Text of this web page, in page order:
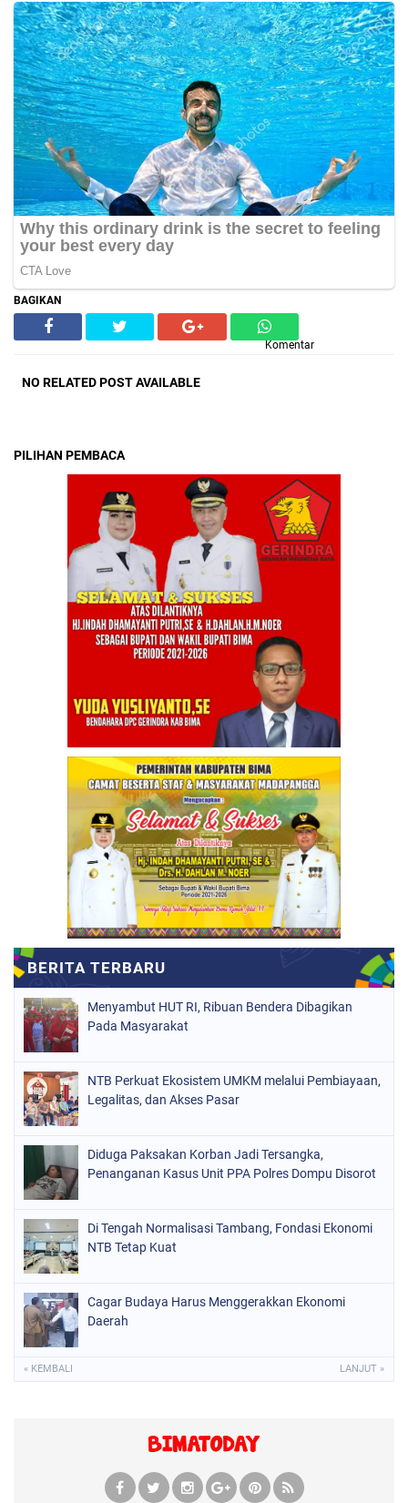
BAGIKAN
Komentar
NO RELATED POST AVAILABLE
PILIHAN PEMBACA
Menyambut HUT RI, Ribuan Bendera Dibagikan
Pada Masyarakat
NTB Perkuat Ekosistem UMKM melalui Pembiayaan,
Legalitas, dan Akses Pasar
Diduga Paksakan Korban Jadi Tersangka,
Penanganan Kasus Unit PPA Polres Dompu Disorot
Di Tengah Normalisasi Tambang, Fondasi Ekonomi
NTB Tetap Kuat
Cagar Budaya Harus Menggerakkan Ekonomi
Daerah
« KEMBALI LANJUT »